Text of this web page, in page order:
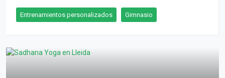
Entrenamientos personalizados Gimnasio